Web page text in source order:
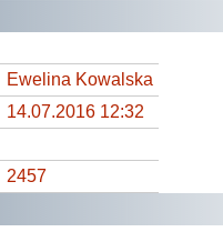
Ewelina Kowalska
14.07.2016 12:32
2457